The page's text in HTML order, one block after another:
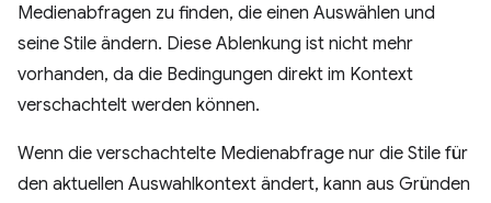
Medienabfragen zu finden, die einen Auswählen und
seine Stile ändern. Diese Ablenkung ist nicht mehr
vorhanden, da die Bedingungen direkt im Kontext
verschachtelt werden können.
Wenn die verschachtelte Medienabfrage nur die Stile für
den aktuellen Auswahlkontext ändert, kann aus Gründen